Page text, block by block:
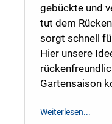
gebückte und
tut dem
sorgt schnell
Hier unsere
Gartensaison
Weiterlesen...